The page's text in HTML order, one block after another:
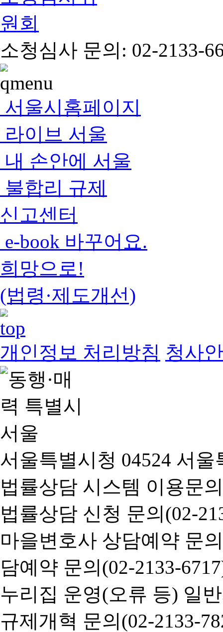
소청심사 문의: 02-2133-
서울시홈페이지
라이브 서울
내 손안에 서울
불합리 규제
신고센터
e-book 바꾸어요.
희망으로!
(법령·제도개선)
개인정보 처리방침 청사
서울특별시청 04524 서
법률상담 시스템 이용문
법률상담 신청 문의(02-
마을변호사 상담예약 문
담예약 문의(02-2133-
누리집 운영(오류 등) 일
규제개혁 문의(02-2133-